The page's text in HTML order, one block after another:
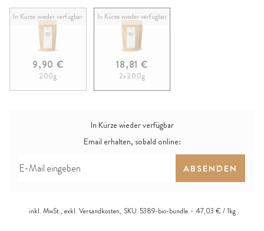
In Kürze wieder verfügbar
9,90 €
200g
In Kürze wieder verfügbar
18,81 €
2x200g
In Kürze wieder verfügbar
Email erhalten, sobald online:
ABSENDEN
inkl. MwSt., exkl. Versandkosten, SKU 5389-bio-bundle 47,03 € / 1kg